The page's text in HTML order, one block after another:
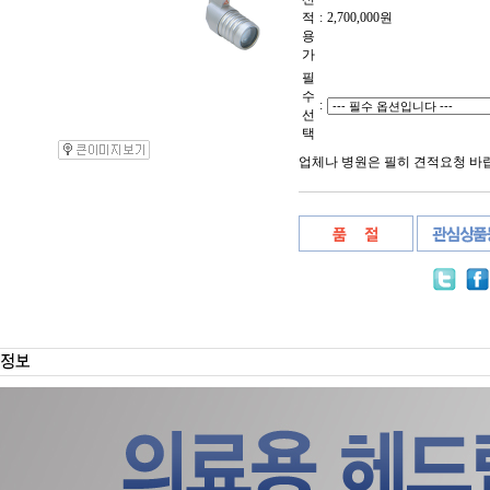
적
용
가
: 2,700,000원
필
수
선
택
:
업체나 병원은 필히 견적요청 바